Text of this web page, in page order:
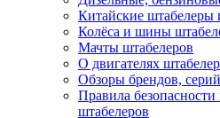
Китайские штабелеры
Колёса и шины
Мачты штабелеров
О двигателях
Обзоры брендов,
Правила
штабелеров